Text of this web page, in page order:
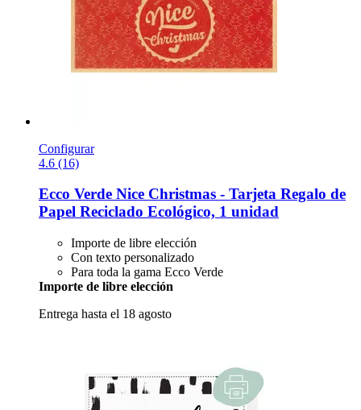
Configurar
4.6 (16)
Ecco Verde Nice Christmas -​ Tarjeta Regalo de
Papel Reciclado Ecológico, 1 unidad
Importe de libre elección
Con texto personalizado
Para toda la gama Ecco Verde
Importe de libre elección
Entrega hasta el 18 agosto